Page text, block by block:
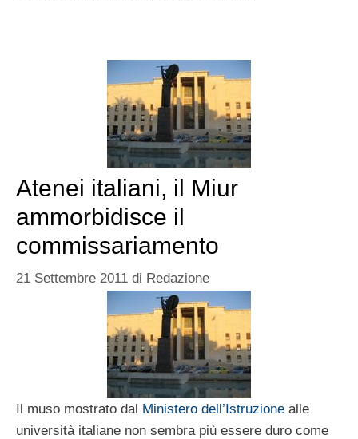
Atenei italiani, il Miur
ammorbidisce il
commissariamento
21 Settembre 2011 di Redazione
Il muso mostrato dal Ministero dell’Istruzione alle
università italiane non sembra più essere duro come